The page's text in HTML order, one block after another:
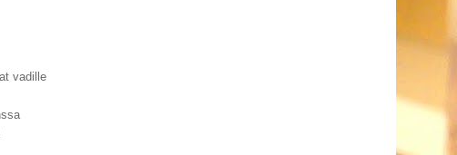
vadille